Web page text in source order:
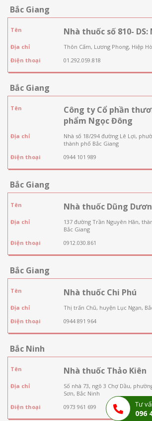
Bắc Giang
Tên Nhà thuốc số 810-
Địa chỉ
Thôn Cấm, Lương Phong, Hiệp
Điện thoại
01.292.059.818
Bắc Giang
Tên
Công ty Cổ phần
phẩm Ngọc Đông
Địa chỉ
Nhà số 18/294 đường Lê Lợi,
thành phố Bắc Giang
Điện thoại
0944 101 989
Bắc Giang
Tên Nhà thuốc Dũng
Địa chỉ
137 đường Trần Nguyên Hãn,
Bắc Giang
Điện thoại
0912.030.861
Bắc Giang
Tên Nhà thuốc Chi Phú
Địa chỉ
Thị trấn Chũ, huyện Lục Ngạn,
Điện thoại
0944 891 964
Bắc Ninh
Tên Nhà thuốc Thảo Kiên
Địa chỉ
Số nhà 73, ngõ 3 Chợ Dầu,
Sơn, Bắc Ninh
Điện thoại
0973 961 699 Tư
096